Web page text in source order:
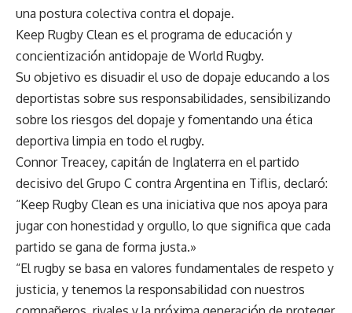
una postura colectiva contra el dopaje.
Keep Rugby Clean es el programa de educación y
concientización antidopaje de World Rugby.
Su objetivo es disuadir el uso de dopaje educando a los
deportistas sobre sus responsabilidades, sensibilizando
sobre los riesgos del dopaje y fomentando una ética
deportiva limpia en todo el rugby.
Connor Treacey, capitán de Inglaterra en el partido
decisivo del Grupo C contra Argentina en Tiflis, declaró:
“Keep Rugby Clean es una iniciativa que nos apoya para
jugar con honestidad y orgullo, lo que significa que cada
partido se gana de forma justa.»
“El rugby se basa en valores fundamentales de respeto y
justicia, y tenemos la responsabilidad con nuestros